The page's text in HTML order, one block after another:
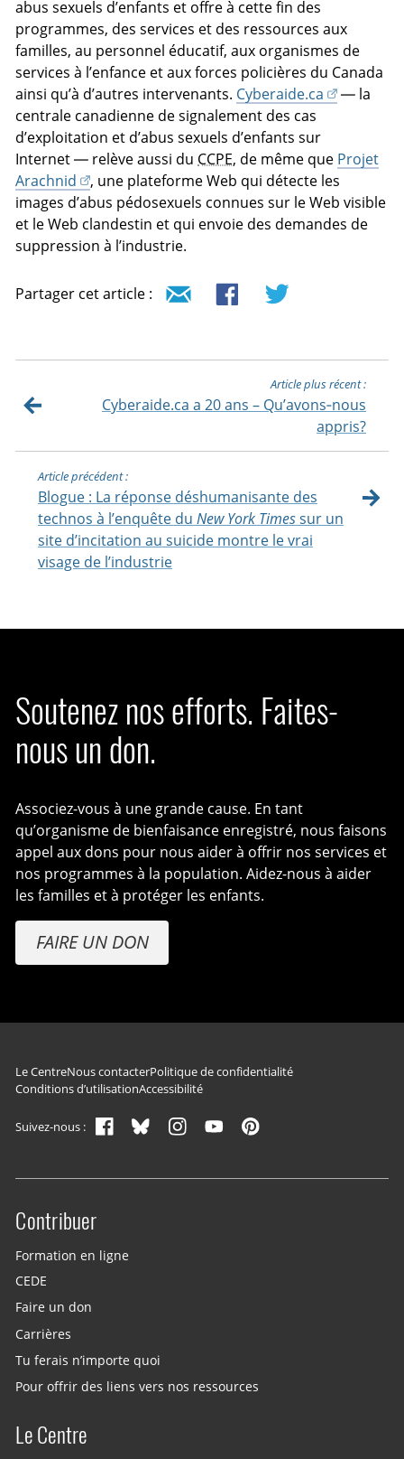
abus sexuels d’enfants et offre à cette fin des
programmes, des services et des ressources aux
familles, au personnel éducatif, aux organismes de
services à l’enfance et aux forces policières du Canada
ainsi qu’à d’autres intervenants. Cyberaide.ca
— la
centrale canadienne de signalement des cas
d’exploitation et d’abus sexuels d’enfants sur
Internet — relève aussi du CCPE, de même que Projet
Arachnid
, une plateforme Web qui détecte les
images d’abus pédosexuels connues sur le Web visible
et le Web clandestin et qui envoie des demandes de
suppression à l’industrie.
Partager cet article :
Article plus récent :
Cyberaide.ca a 20 ans – Qu’avons‑nous
appris?
Article précédent :
Blogue : La réponse déshumanisante des
technos à l’enquête du New York Timessur un
site d’incitation au suicide montre le vrai
visage de l’industrie
Soutenez nos efforts. Faites-
nous un don.
Associez-vous à une grande cause. En tant
qu’organisme de bienfaisance enregistré, nous faisons
appel aux dons pour nous aider à offrir nos services et
nos programmes à la population. Aidez-nous à aider
les familles et à protéger les enfants.
FAIRE UN DON
Navigation du pied de page
Le CentreNous contacterPolitique de confidentialité
Conditions d’utilisationAccessibilité
Suivez-nous :
Site menu
Contribuer
Formation en ligne
CEDE
Faire un don
Carrières
Tu ferais n’importe quoi
Pour offrir des liens vers nos ressources
Le Centre